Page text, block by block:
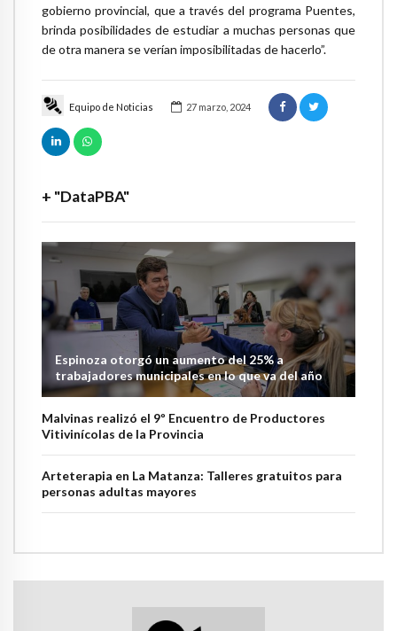
Equipo de Noticias 27 marzo, 2024
+ "DataPBA"
Espinoza otorgó un aumento del 25% a
trabajadores municipales en lo que va del año
Malvinas realizó el 9º Encuentro de Productores
Vitivinícolas de la Provincia
Arteterapia en La Matanza: Talleres gratuitos para
personas adultas mayores
gobierno provincial, que a través del programa Puentes,
brinda posibilidades de estudiar a muchas personas que
de otra manera se verían imposibilitadas de hacerlo”.